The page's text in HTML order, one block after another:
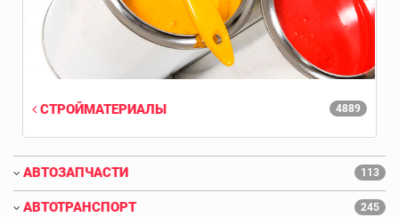
4889
СТРОЙМАТЕРИАЛЫ
АВТОЗАПЧАСТИ 113
АВТОТРАНСПОРТ 245